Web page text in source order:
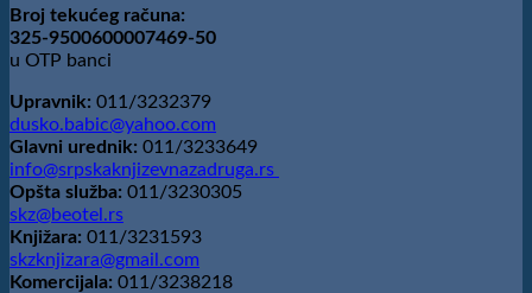
Broj tekućeg računa:
325-9500600007469-50
u OTP banci
Upravnik: 011/3232379
dusko.babic@yahoo.com
Glavni urednik: 011/3233649
info@srpskaknjizevnazadruga.rs
Opšta služba: 011/3230305
skz@beotel.rs
Knjižara: 011/3231593
skzknjizara@gmail.com
Komercijala: 011/3238218